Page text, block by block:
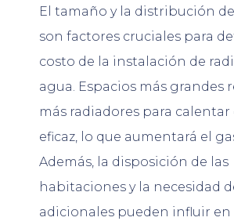
El tamaño y la distribución
son factores cruciales para
costo de la instalación de
agua. Espacios más grandes
más radiadores para calentar
eficaz, lo que aumentará el
Además, la disposición de las
habitaciones y la necesidad
adicionales pueden influir en